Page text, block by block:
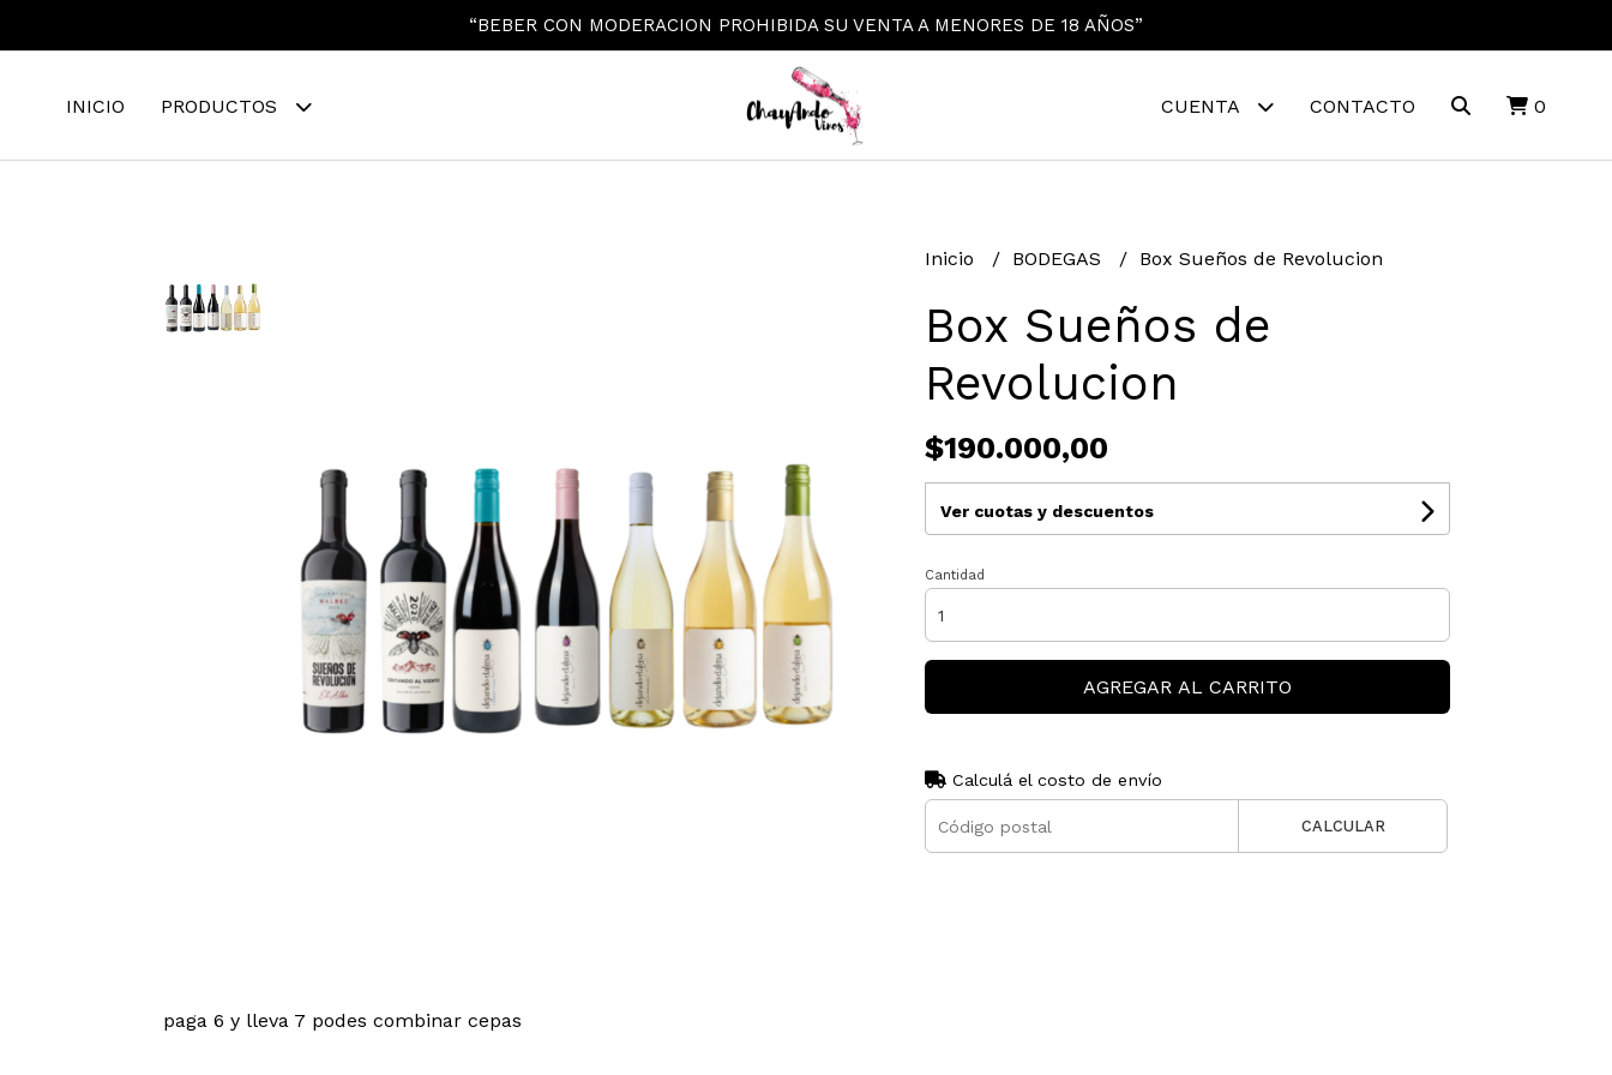
“BEBER CON MODERACION PROHIBIDA SU VENTA A MENORES DE 18 AÑOS”
INICIO PRODUCTOS CUENTA CONTACTO 0
paga 6 y lleva 7 podes combinar cepas
Inicio BODEGAS Box Sueños de Revolucion
Box Sueños de
Revolucion
$190.000,00
Ver cuotas y descuentos
Cantidad
AGREGAR AL CARRITO
Calculá el costo de envío
CALCULAR